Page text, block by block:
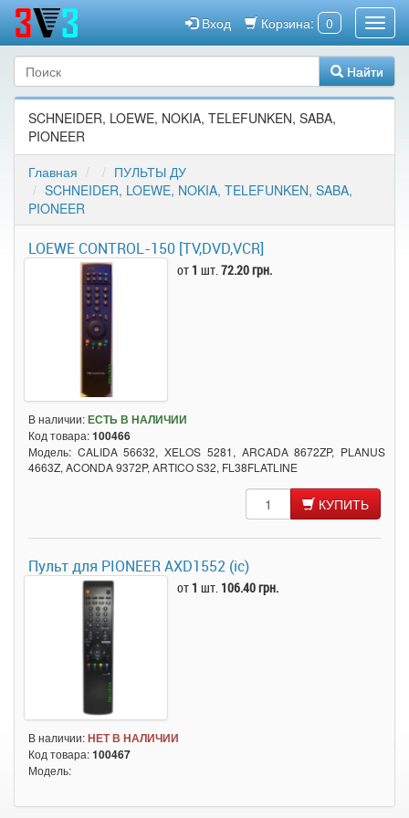
Корзина: 0
Вход
Найти
SCHNEIDER, LOEWE, NOKIA, TELEFUNKEN, SABA,
PIONEER
Главная
ПУЛЬТЫ ДУ
SCHNEIDER, LOEWE, NOKIA, TELEFUNKEN, SABA,
PIONEER
LOEWE CONTROL-150 [TV,DVD,VCR]
от 1 шт.72.20 грн.
В наличии:ЕСТЬ В НАЛИЧИИ
Код товара:100466
Модель: CALIDA 56632, XELOS 5281, ARCADA 8672ZP, PLANUS
4663Z, ACONDA 9372P, ARTICO S32, FL38FLATLINE
КУПИТЬ
Пульт для PIONEER AXD1552 (ic)
от 1 шт. 106.40 грн.
В наличии:НЕТ В НАЛИЧИИ
Код товара:100467
Модель: